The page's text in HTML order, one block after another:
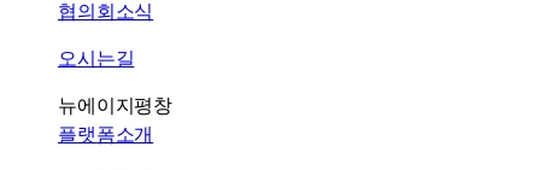
협의회소식
오시는길
뉴에이지평창
플랫폼소개